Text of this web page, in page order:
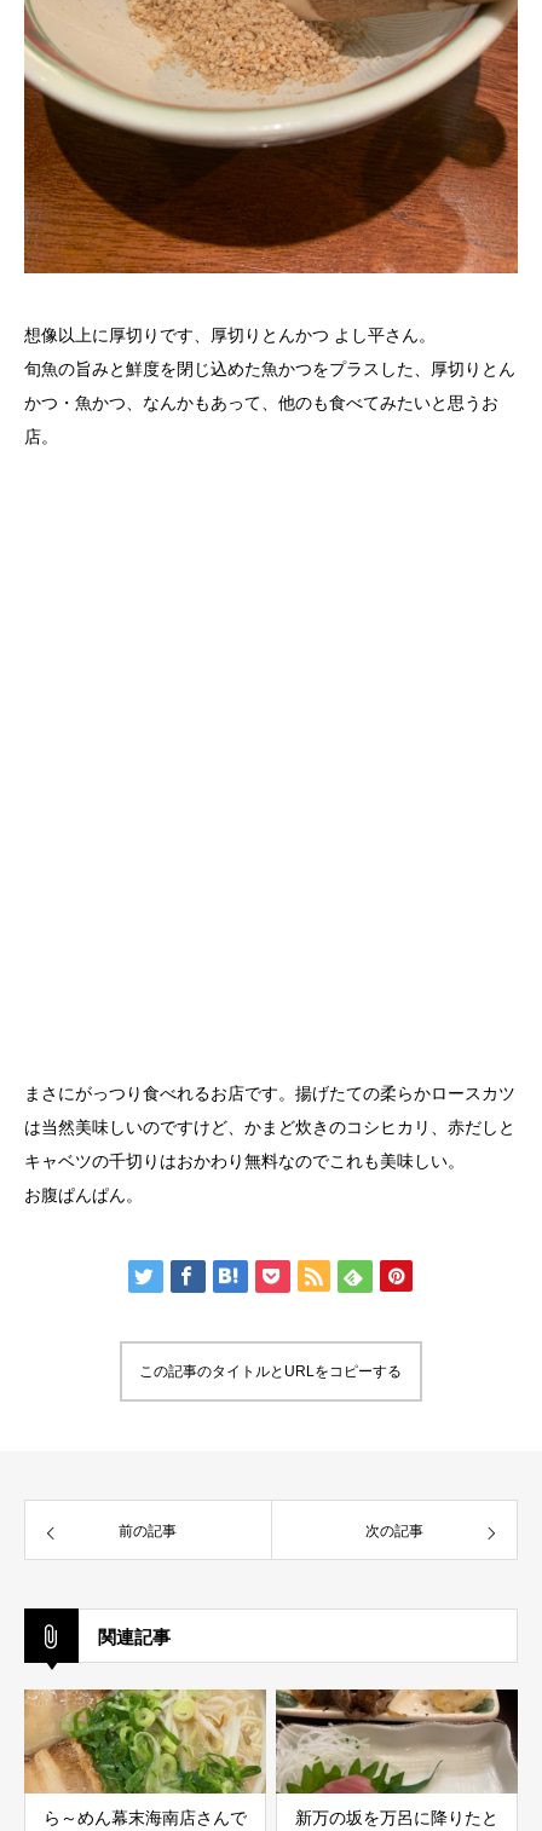
想像以上に厚切りです、厚切りとんかつ よし平さん。
旬魚の旨みと鮮度を閉じ込めた魚かつをプラスした、厚切りとん
かつ・魚かつ、なんかもあって、他のも食べてみたいと思うお
店。
まさにがっつり食べれるお店です。揚げたての柔らかロースカツ
は当然美味しいのですけど、かまど炊きのコシヒカリ、赤だしと
キャベツの千切りはおかわり無料なのでこれも美味しい。
お腹ぱんぱん。
この記事のタイトルとURLをコピーする
前の記事 次の記事
関連記事
ら～めん幕末海南店さんで 新万の坂を万呂に降りたと